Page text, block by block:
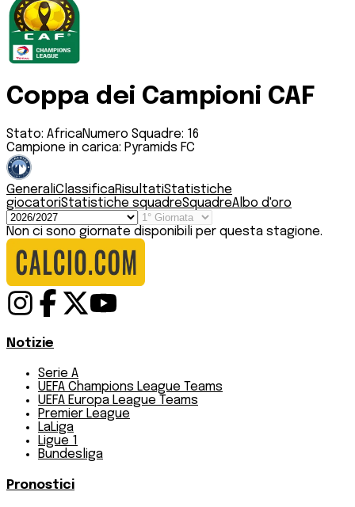
Coppa dei Campioni CAF
Stato: AfricaNumero Squadre: 16
Campione in carica: Pyramids FC
GeneraliClassificaRisultatiStatistiche
giocatoriStatistiche squadreSquadreAlbo d'oro
Non ci sono giornate disponibili per questa stagione.
Notizie
Serie A
UEFA Champions League Teams
UEFA Europa League Teams
Premier League
LaLiga
Ligue 1
Bundesliga
Pronostici